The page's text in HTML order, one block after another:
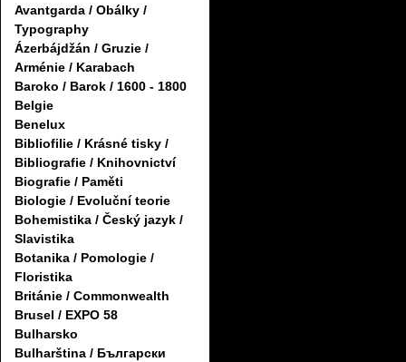
Avantgarda / Obálky /
Typography
Ázerbájdžán / Gruzie /
Arménie / Karabach
Baroko / Barok / 1600 - 1800
Belgie
Benelux
Bibliofilie / Krásné tisky /
Bibliografie / Knihovnictví
Biografie / Paměti
Biologie / Evoluční teorie
Bohemistika / Český jazyk /
Slavistika
Botanika / Pomologie /
Floristika
Británie / Commonwealth
Brusel / EXPO 58
Bulharsko
Bulharština / Български